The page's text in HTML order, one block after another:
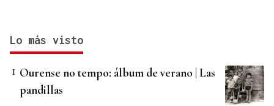
Lo más visto
Ourense no tempo: álbum de verano | Las
pandillas